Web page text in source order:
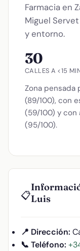
Farmacia en
Miguel
y entorno.
30
CALLES A <15
Zona pensada
(89/100), con
(59/100) y con
(95/100).
📋Luis
📍 Dirección:
📞 Teléfono: